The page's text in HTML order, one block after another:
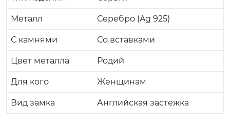
Металл Серебро (Ag 925)
С камнями Со вставками
Цвет металла Родий
Для кого Женщинам
Вид замка Английская застежка